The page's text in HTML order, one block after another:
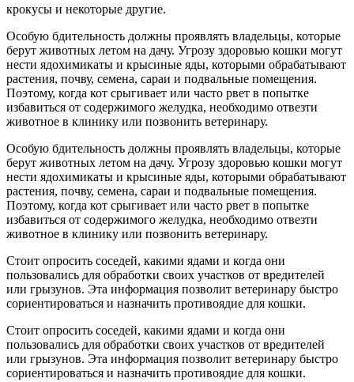
крокусы и некоторые другие.
Особую бдительность должны проявлять владельцы, которые
берут животных летом на дачу. Угрозу здоровью кошки могут
нести ядохимикаты и крысиные яды, которыми обрабатывают
растения, почву, семена, сараи и подвальные помещения.
Поэтому, когда кот срыгивает или часто рвет в попытке
избавиться от содержимого желудка, необходимо отвезти
животное в клинику или позвонить ветеринару.
Особую бдительность должны проявлять владельцы, которые
берут животных летом на дачу. Угрозу здоровью кошки могут
нести ядохимикаты и крысиные яды, которыми обрабатывают
растения, почву, семена, сараи и подвальные помещения.
Поэтому, когда кот срыгивает или часто рвет в попытке
избавиться от содержимого желудка, необходимо отвезти
животное в клинику или позвонить ветеринару.
Стоит опросить соседей, какими ядами и когда они
пользовались для обработки своих участков от вредителей
или грызунов. Эта информация позволит ветеринару быстро
сориентироваться и назначить противоядие для кошки.
Стоит опросить соседей, какими ядами и когда они
пользовались для обработки своих участков от вредителей
или грызунов. Эта информация позволит ветеринару быстро
сориентироваться и назначить противоядие для кошки.